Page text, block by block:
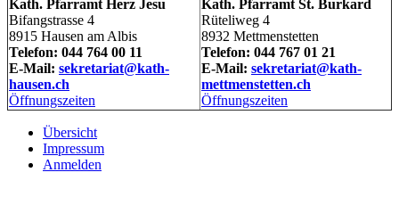
Kath. Pfarramt Herz Jesu
Bifangstrasse 4
8915 Hausen am Albis
Telefon: 044 764 00 11
E-Mail: sekretariat@kath-
hausen.ch
Öffnungszeiten
Kath. Pfarramt St. Burkard
Rüteliweg 4
8932 Mettmenstetten
Telefon: 044 767 01 21
E-Mail: sekretariat@kath-
mettmenstetten.ch
Öffnungszeiten
Übersicht
Impressum
Anmelden